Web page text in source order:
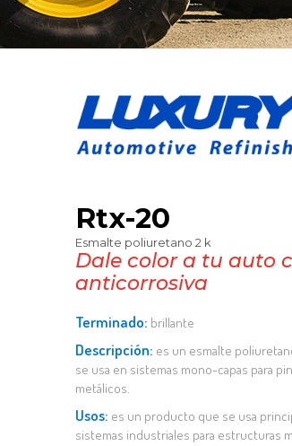
rtx-20
esmalte poliuretano 2 k
Dale color a tu auto con excelente resistencia
anticorrosiva
terminado: brillante
descripción: es un esmalte
se usa en sistemas mono-capas para
metálicos.
usos: es un producto que se usa
sistemas industriales para estructuras